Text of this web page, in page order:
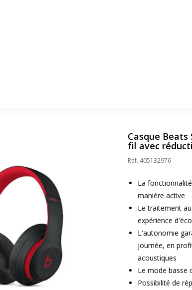
Casque Beats
fil avec
Ref. 405132976
La
manière active
Le traitement
expérience
L'autonomie
journée, en
acoustiques
Le mode basse
Possibilité de